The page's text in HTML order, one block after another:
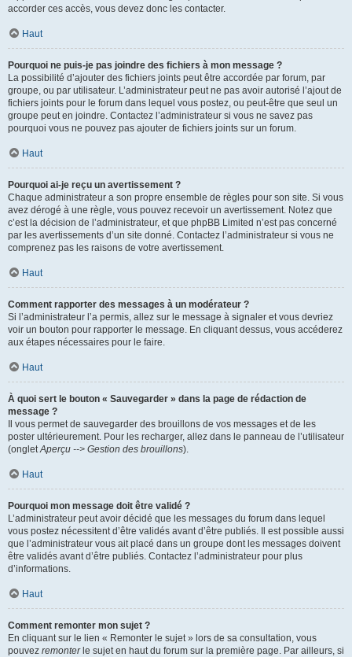
accorder ces accès, vous devez donc les contacter.
Haut
Pourquoi ne puis-je pas joindre des fichiers à mon message ?
La possibilité d’ajouter des fichiers joints peut être accordée par forum, par
groupe, ou par utilisateur. L’administrateur peut ne pas avoir autorisé l’ajout de
fichiers joints pour le forum dans lequel vous postez, ou peut-être que seul un
groupe peut en joindre. Contactez l’administrateur si vous ne savez pas
pourquoi vous ne pouvez pas ajouter de fichiers joints sur un forum.
Haut
Pourquoi ai-je reçu un avertissement ?
Chaque administrateur a son propre ensemble de règles pour son site. Si vous
avez dérogé à une règle, vous pouvez recevoir un avertissement. Notez que
c’est la décision de l’administrateur, et que phpBB Limited n’est pas concerné
par les avertissements d’un site donné. Contactez l’administrateur si vous ne
comprenez pas les raisons de votre avertissement.
Haut
Comment rapporter des messages à un modérateur ?
Si l’administrateur l’a permis, allez sur le message à signaler et vous devriez
voir un bouton pour rapporter le message. En cliquant dessus, vous accéderez
aux étapes nécessaires pour le faire.
Haut
À quoi sert le bouton « Sauvegarder » dans la page de rédaction de
message ?
Il vous permet de sauvegarder des brouillons de vos messages et de les
poster ultérieurement. Pour les recharger, allez dans le panneau de l’utilisateur
(ongletAperçu --> Gestion des brouillons).
Haut
Pourquoi mon message doit être validé ?
L’administrateur peut avoir décidé que les messages du forum dans lequel
vous postez nécessitent d’être validés avant d’être publiés. Il est possible aussi
que l’administrateur vous ait placé dans un groupe dont les messages doivent
être validés avant d’être publiés. Contactez l’administrateur pour plus
d’informations.
Haut
Comment remonter mon sujet ?
En cliquant sur le lien « Remonter le sujet » lors de sa consultation, vous
pouvez remonterle sujet en haut du forum sur la première page. Par ailleurs, si